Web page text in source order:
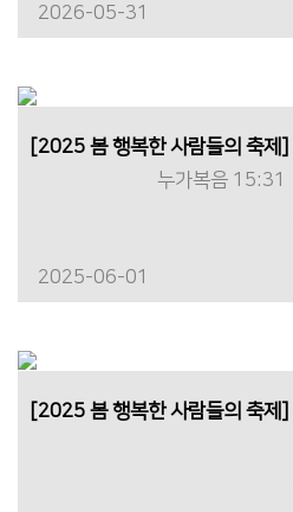
2026-05-31
누가복음 15:31
2025-06-01